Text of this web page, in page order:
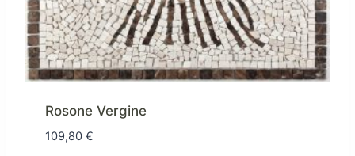
Rosone Vergine
109,80 €